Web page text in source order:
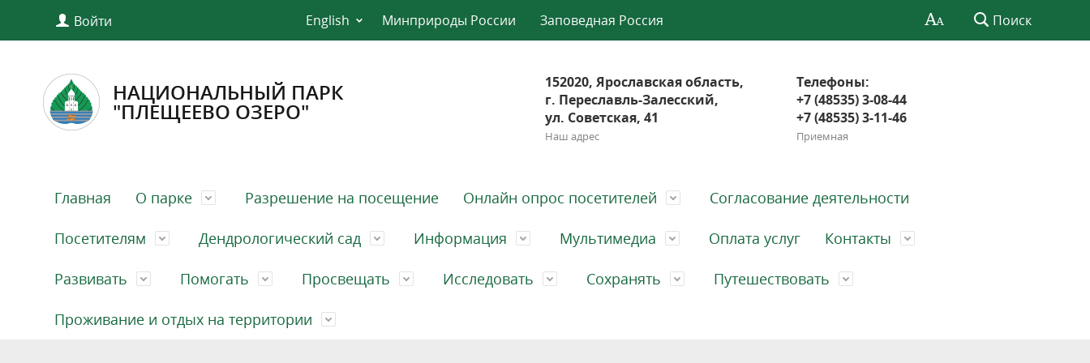
Войти English Минприроды России Заповедная Россия Поиск
НАЦИОНАЛЬНЫЙ ПАРК
"ПЛЕЩЕЕВО ОЗЕРО"
152020, Ярославская область,
г. Переславль-Залесский,
ул. Советская, 41
Наш адрес
Телефоны:
+7 (48535) 3-08-44
+7 (48535) 3-11-46
Приемная
Главная О парке Разрешение на посещение Онлайн опрос посетителей Согласование деятельности
Посетителям Дендрологический сад Информация Мультимедиа Оплата услуг Контакты
Развивать Помогать Просвещать Исследовать Сохранять Путешествовать
Проживание и отдых на территории